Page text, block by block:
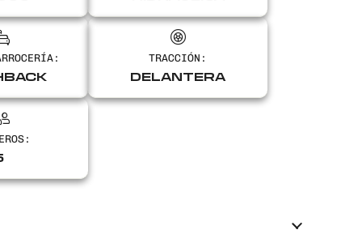
TRACCIÓN:
DELANTERA